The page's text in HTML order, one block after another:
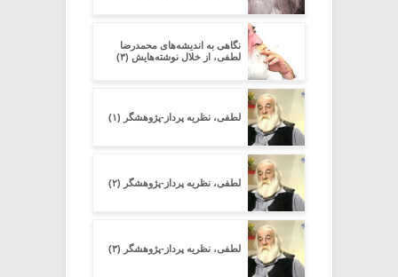
نگاهی به اندیشه‌های محمدرضا
لطفی، از خلال نوشته‌هایش (۳)
لطفی، نظریه پرداز-پژوهشگر (۱)
لطفی، نظریه پرداز-پژوهشگر (۲)
لطفی، نظریه پرداز-پژوهشگر (۳)